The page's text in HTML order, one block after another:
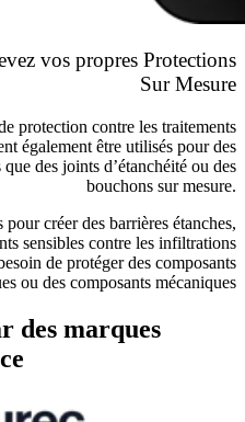
vos propres Protections
Sur Mesure
protection contre les traitements
également être utilisés pour des
des joints d’étanchéité ou des
bouchons sur mesure.
créer des barrières étanches,
sensibles contre les infiltrations
de protéger des composants
ou des composants mécaniques
des marques